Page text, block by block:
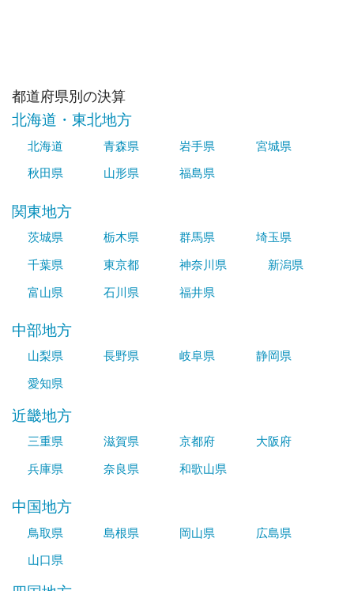
都道府県別の決算
北海道・東北地方
北海道 青森県 岩手県
宮城県
秋田県
山形県 福島県
関東地方
茨城県 栃木県 群馬県
埼玉県
千葉県
東京都 神奈川県
新潟県
富山県
石川県 福井県
中部地方
山梨県 長野県 岐阜県
静岡県
愛知県
近畿地方
三重県 滋賀県 京都府
大阪府
兵庫県
奈良県 和歌山県
中国地方
鳥取県 島根県 岡山県
広島県
山口県